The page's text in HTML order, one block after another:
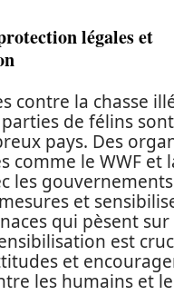
légales et
contre la chasse
de félins
pays. Des
comme le WWF et
les
et
qui pèsent sur
est
et
les humains et